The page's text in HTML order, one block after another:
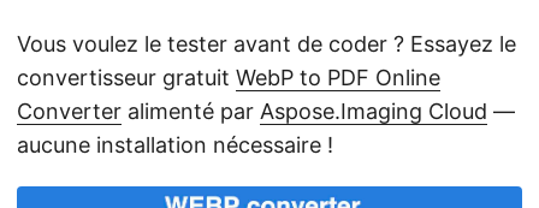
Vous voulez le tester avant de coder ? Essayez le
convertisseur gratuit WebP to PDF Online
Converter alimenté par Aspose.Imaging Cloud —
aucune installation nécessaire !